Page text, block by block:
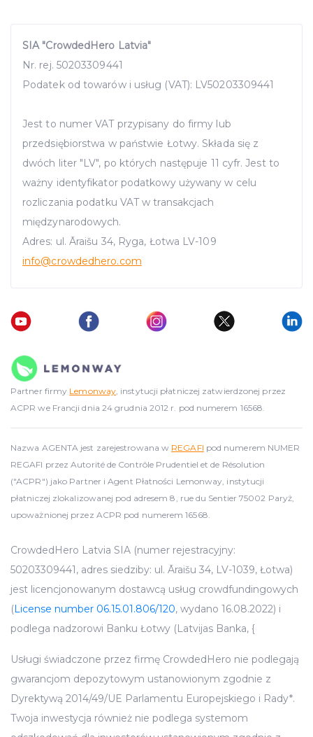
SIA "CrowdedHero Latvia"
Nr. rej. 50203309441
Podatek od towarów i usług (VAT): LV50203309441
Jest to numer VAT przypisany do firmy lub
przedsiębiorstwa w państwie Łotwy. Składa się z
dwóch liter "LV", po których następuje 11 cyfr. Jest to
ważny identyfikator podatkowy używany w celu
rozliczania podatku VAT w transakcjach
międzynarodowych.
Adres: ul. Āraišu 34, Ryga, Łotwa LV-109
info@crowdedhero.com
Partner firmy Lemonway , instytucji płatniczej zatwierdzonej przez
ACPR we Francji dnia 24 grudnia 2012 r. pod numerem 16568.
Nazwa AGENTA jest zarejestrowana w REGAFI pod numerem NUMER
REGAFI przez Autorité de Contrôle Prudentiel et de Résolution
("ACPR") jako Partner i Agent Płatności Lemonway, instytucji
płatniczej zlokalizowanej pod adresem 8, rue du Sentier 75002 Paryż,
upoważnionej przez ACPR pod numerem 16568.
CrowdedHero Latvia SIA (numer rejestracyjny:
50203309441, adres siedziby: ul. Āraišu 34, LV-1039, Łotwa)
jest licencjonowanym dostawcą usług crowdfundingowych
(License number 06.15.01.806/120, wydano 16.08.2022) i
podlega nadzorowi Banku Łotwy (Latvijas Banka, {
Usługi świadczone przez firmę CrowdedHero nie podlegają
gwarancjom depozytowym ustanowionym zgodnie z
Dyrektywą 2014/49/UE Parlamentu Europejskiego i Rady*.
Twoja inwestycja również nie podlega systemom